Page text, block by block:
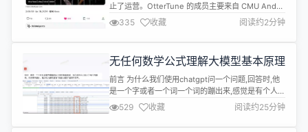
止了运营。OtterTune 的成员主要来自 CMU Andy
Pavlo 教授领导的数据库实验室。公司正式成立于
2021 年 5 月，融资了 1450 万美金。 按照 Andy 教
授的说法，公司是被一个收购 offer 搞砸了。同时他
是数据库行业里...
335 收藏 阅读约2分钟
无任何数学公式理解大模型基本原理
前言 为什么我们使用chatgpt问一个问题,回答时,他
是一个字或者一个词一个词的蹦出来,感觉是有个人在
输入,显得很高级,其实这这一个词一个词蹦不是为了
高级感,而是他的实现原理决定的,下面我们看下为什
么是一个一个蹦出来的 大模型的本质 特斯拉前AI
529 收藏 阅读约25分钟